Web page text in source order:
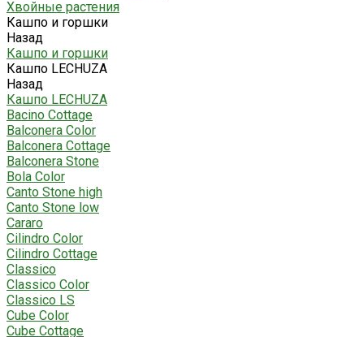
Хвойные растения
Кашпо и горшки
Назад
Кашпо и горшки
Кашпо LECHUZA
Назад
Кашпо LECHUZA
Bacino Cottage
Balconera Color
Balconera Cottage
Balconera Stone
Bola Color
Canto Stone high
Canto Stone low
Cararo
Cilindro Color
Cilindro Cottage
Classico
Classico Color
Classico LS
Cube Color
Cube Cottage